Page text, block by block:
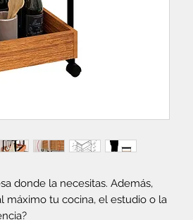
donde la necesitas. Además,
máximo tu cocina, el estudio o la